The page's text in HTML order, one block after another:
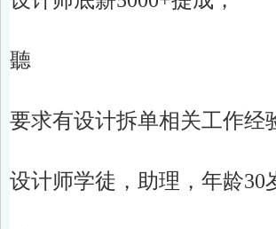
聽
要求有设计拆单相关工作经
设计师学徒，助理，年龄30